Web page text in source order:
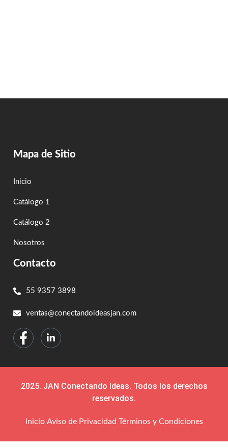
Mapa de Sitio
Inicio
Catálogo 1
Catálogo 2
Nosotros
Contacto
55 9357 3898
ventas@conectandoideasjan.com
2025. JAN Conectando Ideas. Todos los derechos
reservados.
Inicio Aviso de Privacidad Términos y Condiciones